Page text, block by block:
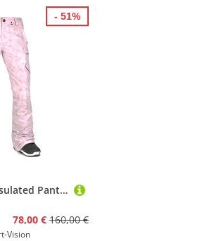
Volcom Bridger Insulated Pant Pink
78,00 € 160,00 €
Vision
- 51%